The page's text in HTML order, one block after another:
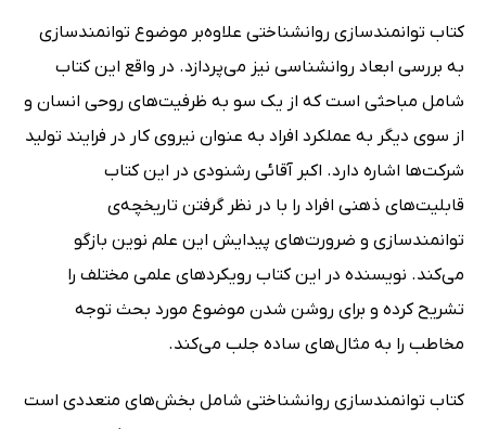
کتاب توانمندسازی روانشناختی علاوه‌بر موضوع توانمندسازی
به بررسی ابعاد روانشناسی نیز می‌پردازد. در واقع این کتاب
شامل مباحثی است که از یک سو به ظرفیت‌های روحی انسان و
از سوی دیگر به عملکرد افراد به عنوان نیروی کار در فرایند تولید
شرکت‌ها اشاره دارد. اکبر آقائی رشنودی در این کتاب
قابلیت‌های ذهنی افراد را با در نظر گرفتن تاریخچه‌ی
توانمندسازی و ضرورت‌های پیدایش این علم نوین بازگو
می‌کند. نویسنده در این کتاب رویکردهای علمی مختلف را
تشریح کرده و برای روشن شدن موضوع مورد بحث توجه
مخاطب را به مثال‌های ساده جلب می‌کند.
کتاب توانمندسازی روانشناختی شامل بخش‌های متعددی است